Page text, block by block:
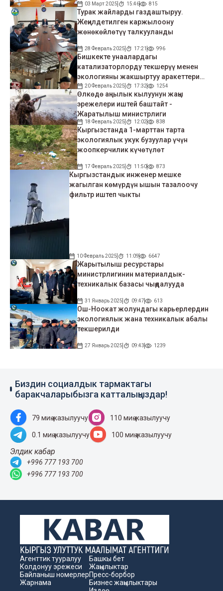
03 Март 2025 15:46 815
Турак жайларды газдаштыруу.
Жеңилдетилген каржылоону
жөнөкөйлөтүү талкууланды
28 Февраль 2025 17:21 996
Бишкекте унаалардагы
катализаторлорду текшерүү менен
экологияны жакшыртуу аракеттери
башталды
20 Февраль 2025 17:32 1254
Өлкөдө аңчылык кылуунун жаңы
эрежелери иштей баштайт -
Жаратылыш министрлиги
18 Февраль 2025 12:02 838
Кыргызстанда 1-марттан тарта
экологиялык укук бузуулар үчүн
жоопкерчилик күчөтүлөт
17 Февраль 2025 11:50 873
Кыргызстандык инженер мешке
жагылган көмүрдүн ышын тазалоочу
фильтр иштеп чыкты
10 Февраль 2025 11:09 6647
Жарытылыш ресурстары
министрлигинин материалдык-
техникалык базасы чыңдалууда
31 Январь 2025 09:47 613
Ош-Ноокат жолундагы карьерлердин
экологиялык жана техникалык абалы
текшерилди
27 Январь 2025 09:43 1239
Биздин социалдык тармактагы
баракчаларыбызга катталыңыздар!
79 миң жазылуучу 110 миң жазылуучу
0.1 миң жазылуучу 100 миң жазылуучу
Элдик кабар
+996 777 193 700
+996 777 193 700
Агенттик тууралуу
Колдонуу эрежеси
Байланыш номерлер
Жарнама
Башкы бет
Жаңылыктар
Пресс-борбор
Бизнес жаңылыктары